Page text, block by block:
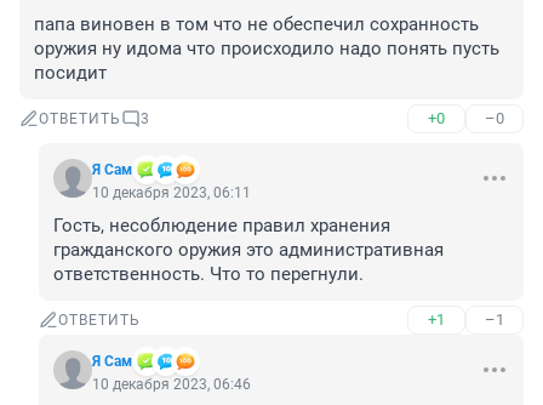
папа виновен в том что не обеспечил сохранность
оружия ну идома что происходило надо понять пусть
посидит
ОТВЕТИТЬ 3 +0 –0
Я Сам
10 декабря 2023, 06:11
Гость, несоблюдение правил хранения
гражданского оружия это административная
ответственность. Что то перегнули.
ОТВЕТИТЬ +1 –1
Я Сам
10 декабря 2023, 06:46